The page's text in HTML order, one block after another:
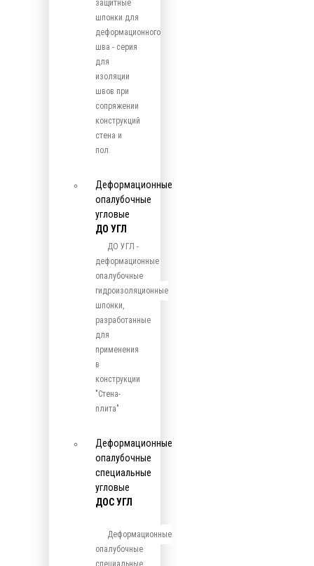
защитные
шпонки для
деформационного
шва - серия
для
изоляции
швов при
сопряжении
конструкций
стена и
пол.
Деформационные
опалубочные
угловые
ДО УГЛ
ДО УГЛ -
деформационные
опалубочные
гидроизоляционные
шпонки,
разработанные
для
применения
в
конструкции
"Стена-
плита"
Деформационные
опалубочные
специальные
угловые
ДОС УГЛ
Деформационные
опалубочные